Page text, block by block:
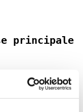
principale
à une